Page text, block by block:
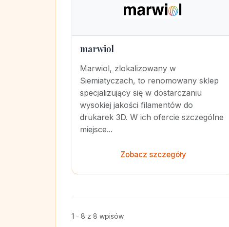
marwiol
Marwiol, zlokalizowany w
Siemiatyczach, to renomowany sklep
specjalizujący się w dostarczaniu
wysokiej jakości filamentów do
drukarek 3D. W ich ofercie szczególne
miejsce...
Zobacz szczegóły
1 - 8 z 8 wpisów